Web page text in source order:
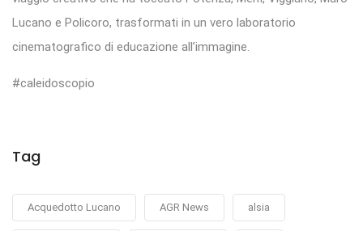
Lucano e Policoro, trasformati in un vero laboratorio
cinematografico di educazione all’immagine.
#caleidoscopio
Tag
Acquedotto Lucano AGR News alsia